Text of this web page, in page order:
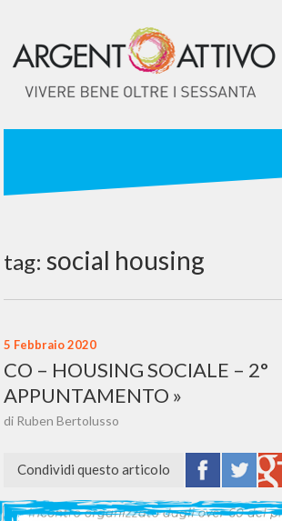
tag: social housing
5 Febbraio 2020
CO – HOUSING SOCIALE – 2°
APPUNTAMENTO
di Ruben Bertolusso
Condividi questo articolo